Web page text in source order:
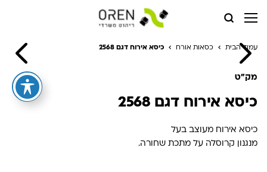
עמוד הבית כסאות אורח כיסא אירוח דגם 2568
מק"ט
כיסא אירוח דגם 2568
כיסא אירוח מעוצב בעל
מנגנון קרוסלה על מתכת שחורה.